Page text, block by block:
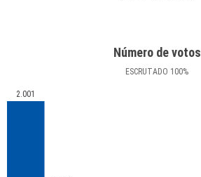
Número de votos
ESCRUTADO 100%
2.001